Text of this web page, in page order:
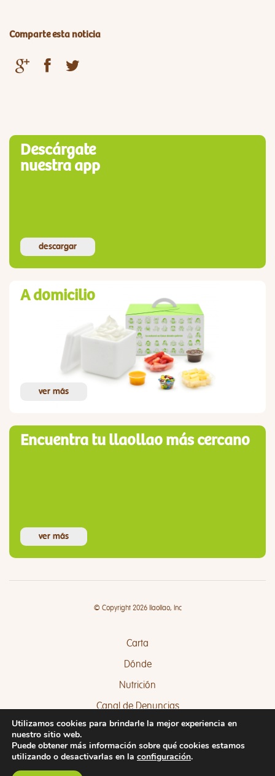
Comparte esta noticia
Descárgate
nuestra app
descargar
A domicilio
ver más
Encuentra tu llaollao más cercano
ver más
© Copyright 2026 llaollao, Inc
Carta
Dónde
Nutrición
Canal de Denuncias
Quejas y Sugerencias
Utilizamos cookies para brindarle la mejor experiencia en
nuestro sitio web.
Puede obtener más información sobre qué cookies estamos
utilizando o desactivarlas en la configuración.